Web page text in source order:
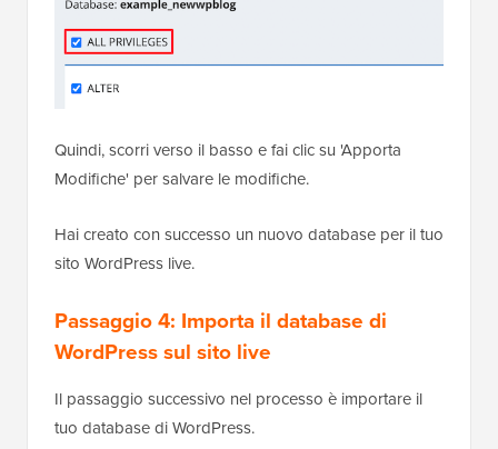
Quindi, scorri verso il basso e fai clic su 'Apporta
Modifiche' per salvare le modifiche.
Hai creato con successo un nuovo database per il tuo
sito WordPress live.
Passaggio 4: Importa il database di
WordPress sul sito live
Il passaggio successivo nel processo è importare il
tuo database di WordPress.